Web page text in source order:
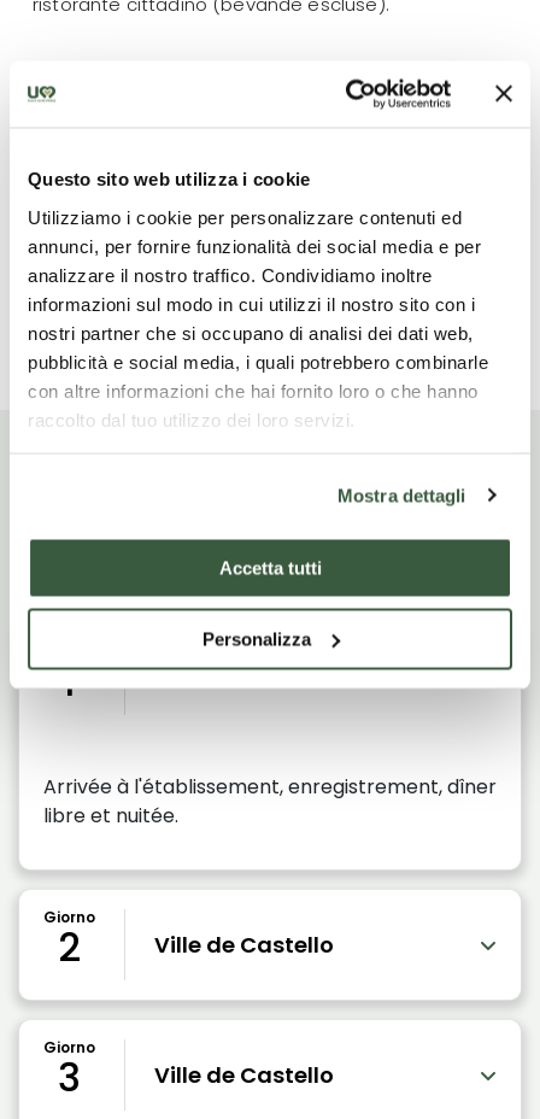
Questo sito web utilizza i cookie
Utilizziamo i cookie per personalizzare contenuti ed
annunci, per fornire funzionalità dei social media e per
analizzare il nostro traffico. Condividiamo inoltre
informazioni sul modo in cui utilizzi il nostro sito con i
nostri partner che si occupano di analisi dei dati web,
pubblicità e social media, i quali potrebbero combinarle
con altre informazioni che hai fornito loro o che hanno
raccolto dal tuo utilizzo dei loro servizi.
Mostra dettagli
Accetta tutti
Personalizza
Pranzi e cene eccetto quella indicata nell'offerta,
non indicato in "la quota include"
Lire la suite
Itinerario di viaggio
1 Ville de Castello
Arrivée à l'établissement, enregistrement, dîner
libre et nuitée.
Giorno
2 Ville de Castello
Giorno
3 Ville de Castello